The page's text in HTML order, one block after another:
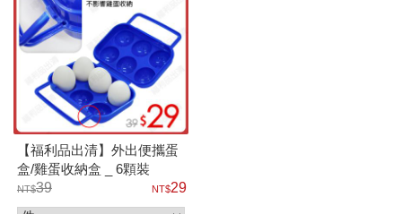
【福利品出清】外出便攜蛋
盒/雞蛋收納盒 _ 6顆裝
39
29